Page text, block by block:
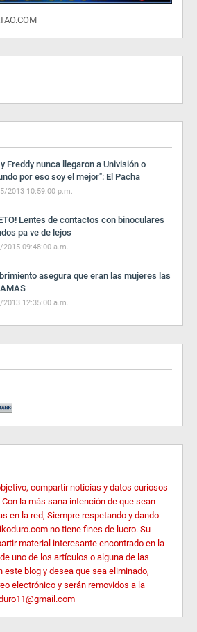
Freddy nunca llegaron a Univisión o
por eso soy el mejor": El Pacha
2013 10:59:00 p.m.
Lentes de contactos con binoculares
pa ve de lejos
09:48:00 a.m.
asegura que eran las mujeres las
12:35:00 a.m.
compartir noticias y datos curiosos
la más sana intención de que sean
en la red, Siempre respetando y dando
no tiene fines de lucro. Su
material interesante encontrado en la
uno de los artículos o alguna de las
este blog y desea que sea eliminado,
electrónico y serán removidos a la